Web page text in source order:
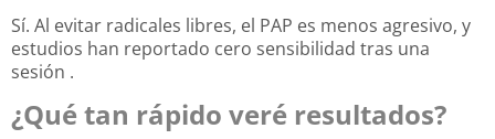
Sí. Al evitar radicales libres, el PAP es menos agresivo, y
estudios han reportado cero sensibilidad tras una
sesión .
¿Qué tan rápido veré resultados?